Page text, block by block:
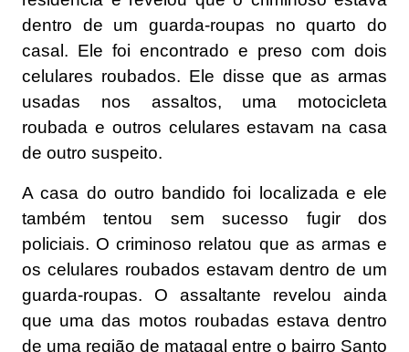
dentro de um guarda-roupas no quarto do
casal. Ele foi encontrado e preso com dois
celulares roubados. Ele disse que as armas
usadas nos assaltos, uma motocicleta
roubada e outros celulares estavam na casa
de outro suspeito.
A casa do outro bandido foi localizada e ele
também tentou sem sucesso fugir dos
policiais. O criminoso relatou que as armas e
os celulares roubados estavam dentro de um
guarda-roupas. O assaltante revelou ainda
que uma das motos roubadas estava dentro
de uma região de matagal entre o bairro Santo